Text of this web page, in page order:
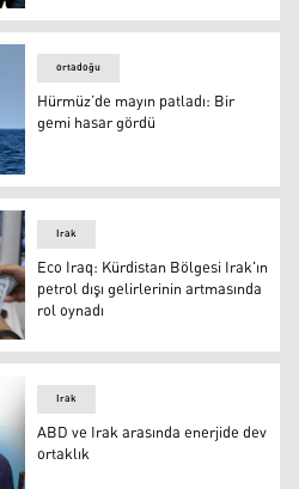
milyarlar harcarken
Bir gemi hasar gördü
ortadoğu
Hürmüz’de mayın patladı: Bir
gemi hasar gördü
Irak'ın petrol dışı
Irak
Eco Iraq: Kürdistan Bölgesi Irak'ın
petrol dışı gelirlerinin artmasında
rol oynadı
Irak
ABD ve Irak arasında enerjide dev
ortaklık